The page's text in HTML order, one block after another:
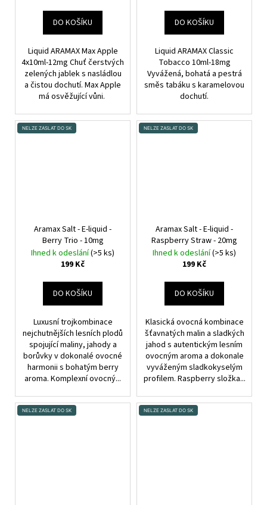
DO KOŠÍKU
Liquid ARAMAX Max Apple
4x10ml-12mg Chuť čerstvých
zelených jablek s nasládlou
a čistou dochutí. Max Apple
má osvěžující vůni.
DO KOŠÍKU
Liquid ARAMAX Classic
Tobacco 10ml-18mg
Vyvážená, bohatá a pestrá
směs tabáku s karamelovou
dochutí.
NELZE ZASLAT DO SK
Aramax Salt - E-liquid -
Berry Trio - 10mg
Ihned k odeslání(>5 ks)
199 Kč
DO KOŠÍKU
Luxusní trojkombinace
nejchutnějších lesních plodů
spojující maliny, jahody a
borůvky v dokonalé ovocné
harmonii s bohatým berry
aroma. Komplexní ovocný...
NELZE ZASLAT DO SK
Aramax Salt - E-liquid -
Raspberry Straw - 20mg
Ihned k odeslání(>5 ks)
199 Kč
DO KOŠÍKU
Klasická ovocná kombinace
šťavnatých malin a sladkých
jahod s autentickým lesním
ovocným aroma a dokonale
vyváženým sladkokyselým
profilem. Raspberry složka...
NELZE ZASLAT DO SK NELZE ZASLAT DO SK